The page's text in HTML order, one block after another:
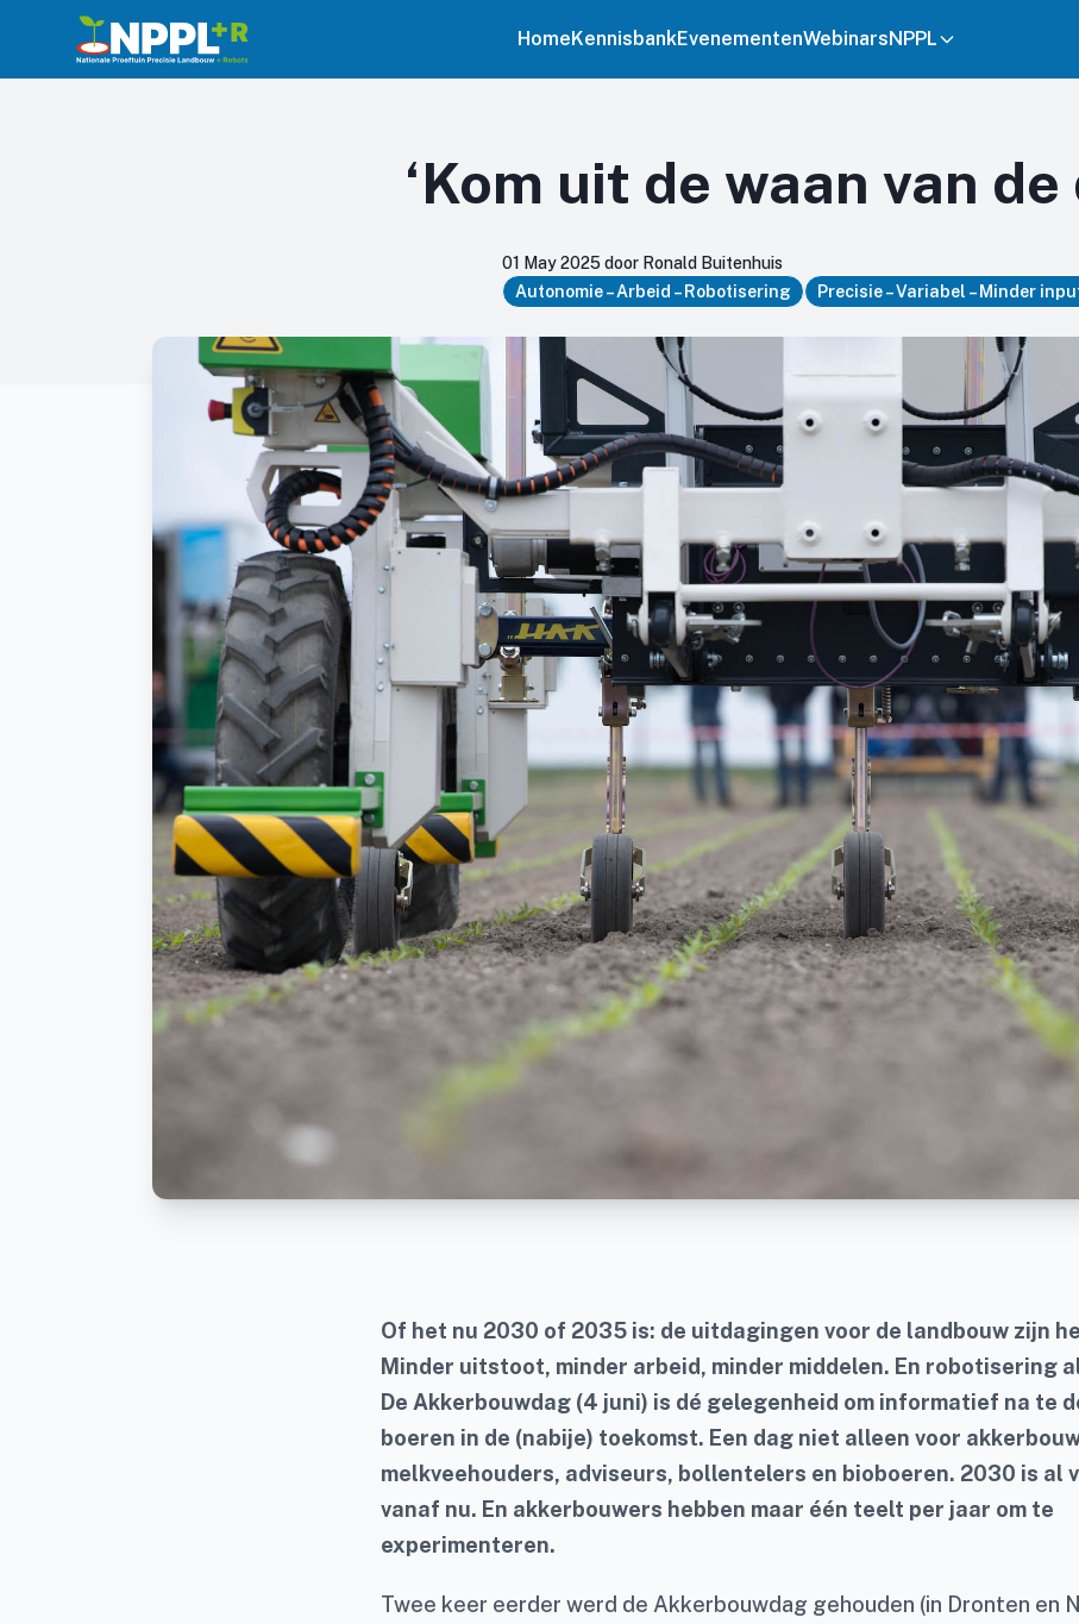
HomeKennisbankEvenementenWebinarsNPPL
‘Kom uit de waan van de
01 May 2025 door Ronald Buitenhuis
Autonomie – Arbeid – Robotisering
Precisie – Variabel – Minder
Of het nu 2030 of 2035 is: de uitdagingen voor de landbouw zijn
Minder uitstoot, minder arbeid, minder middelen. En robotisering
De Akkerbouwdag (4 juni) is dé gelegenheid om informatief na te
boeren in de (nabije) toekomst. Een dag niet alleen voor
melkveehouders, adviseurs, bollentelers en bioboeren. 2030 is al
vanaf nu. En akkerbouwers hebben maar één teelt per jaar om te
experimenteren.
Twee keer eerder werd de Akkerbouwdag gehouden (in Dronten en